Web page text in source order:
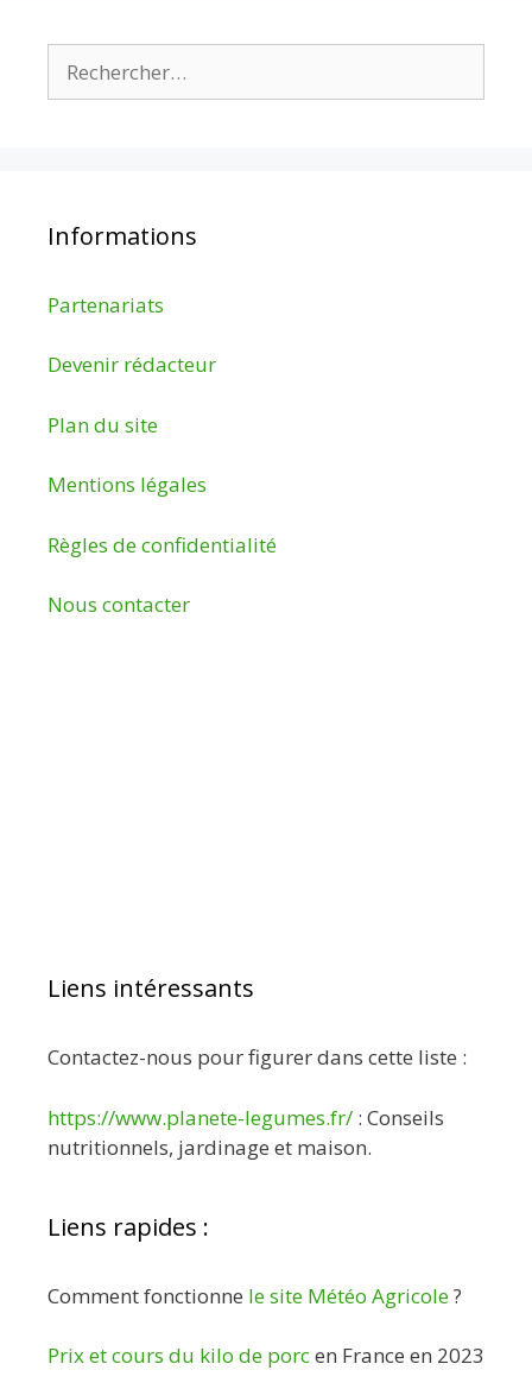
Informations
Partenariats
Devenir rédacteur
Plan du site
Mentions légales
Règles de confidentialité
Nous contacter
Liens intéressants
Contactez-nous pour figurer dans cette liste :
https://www.planete-legumes.fr/ : Conseils
nutritionnels, jardinage et maison.
Liens rapides :
Comment fonctionne le site Météo Agricole?
Prix et cours du kilo de porcen France en 2023